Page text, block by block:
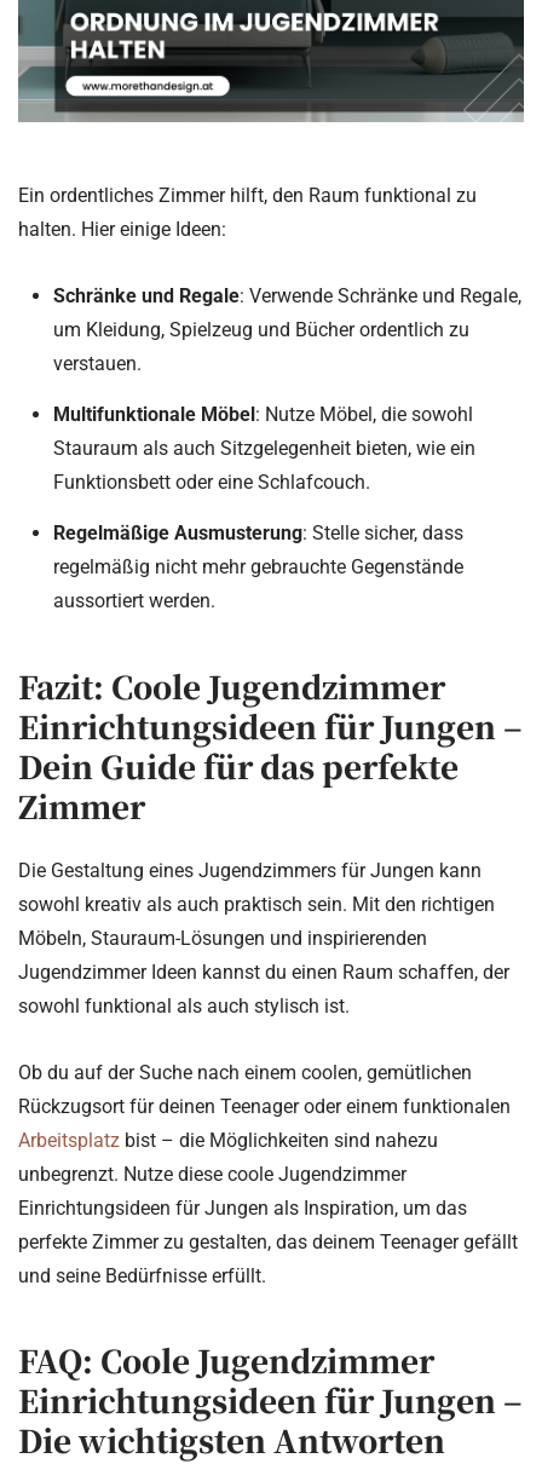
Ein ordentliches Zimmer hilft, den Raum funktional zu
halten. Hier einige Ideen:
Schränke und Regale: Verwende Schränke und Regale,
um Kleidung, Spielzeug und Bücher ordentlich zu
verstauen.
Multifunktionale Möbel: Nutze Möbel, die sowohl
Stauraum als auch Sitzgelegenheit bieten, wie ein
Funktionsbett oder eine Schlafcouch.
Regelmäßige Ausmusterung: Stelle sicher, dass
regelmäßig nicht mehr gebrauchte Gegenstände
aussortiert werden.
Fazit: Coole Jugendzimmer
Einrichtungsideen für Jungen –
Dein Guide für das perfekte
Zimmer
Die Gestaltung eines Jugendzimmers für Jungen kann
sowohl kreativ als auch praktisch sein. Mit den richtigen
Möbeln, Stauraum-Lösungen und inspirierenden
Jugendzimmer Ideen kannst du einen Raum schaffen, der
sowohl funktional als auch stylisch ist.
Ob du auf der Suche nach einem coolen, gemütlichen
Rückzugsort für deinen Teenager oder einem funktionalen
Arbeitsplatz bist – die Möglichkeiten sind nahezu
unbegrenzt. Nutze diese coole Jugendzimmer
Einrichtungsideen für Jungen als Inspiration, um das
perfekte Zimmer zu gestalten, das deinem Teenager gefällt
und seine Bedürfnisse erfüllt.
FAQ: Coole Jugendzimmer
Einrichtungsideen für Jungen –
Die wichtigsten Antworten